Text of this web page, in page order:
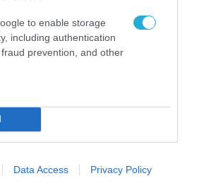
to enable storage
including authentication
prevention, and other
Data Access Privacy Policy
για την ενίσχυση